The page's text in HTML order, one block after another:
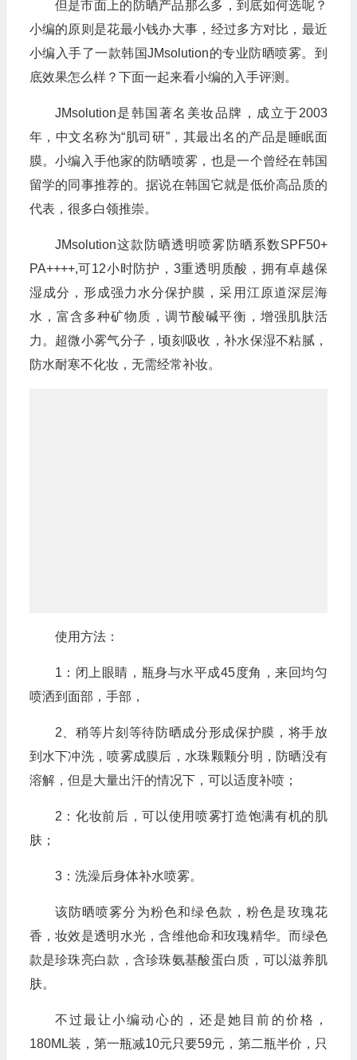
但是市面上的防晒产品那么多，到底如何选呢？
小编的原则是花最小钱办大事，经过多方对比，最近
小编入手了一款韩国JMsolution的专业防晒喷雾。到
底效果怎么样？下面一起来看小编的入手评测。
JMsolution是韩国著名美妆品牌，成立于2003
年，中文名称为“肌司研”，其最出名的产品是睡眠面
膜。小编入手他家的防晒喷雾，也是一个曾经在韩国
留学的同事推荐的。据说在韩国它就是低价高品质的
代表，很多白领推崇。
JMsolution这款防晒透明喷雾防晒系数SPF50+
PA++++,可12小时防护，3重透明质酸，拥有卓越保
湿成分，形成强力水分保护膜，采用江原道深层海
水，富含多种矿物质，调节酸碱平衡，增强肌肤活
力。超微小雾气分子，顷刻吸收，补水保湿不粘腻，
防水耐寒不化妆，无需经常补妆。
使用方法：
1：闭上眼睛，瓶身与水平成45度角，来回均匀
喷洒到面部，手部，
2、稍等片刻等待防晒成分形成保护膜，将手放
到水下冲洗，喷雾成膜后，水珠颗颗分明，防晒没有
溶解，但是大量出汗的情况下，可以适度补喷；
2：化妆前后，可以使用喷雾打造饱满有机的肌
肤；
3：洗澡后身体补水喷雾。
该防晒喷雾分为粉色和绿色款，粉色是玫瑰花
香，妆效是透明水光，含维他命和玫瑰精华。而绿色
款是珍珠亮白款，含珍珠氨基酸蛋白质，可以滋养肌
肤。
不过最让小编动心的，还是她目前的价格，
180ML装，第一瓶减10元只要59元，第二瓶半价，只